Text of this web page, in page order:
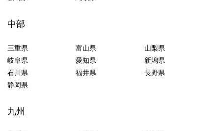
中部
三重県 富山県
山梨県
岐阜県
愛知県
新潟県
石川県
福井県
長野県
静岡県
九州